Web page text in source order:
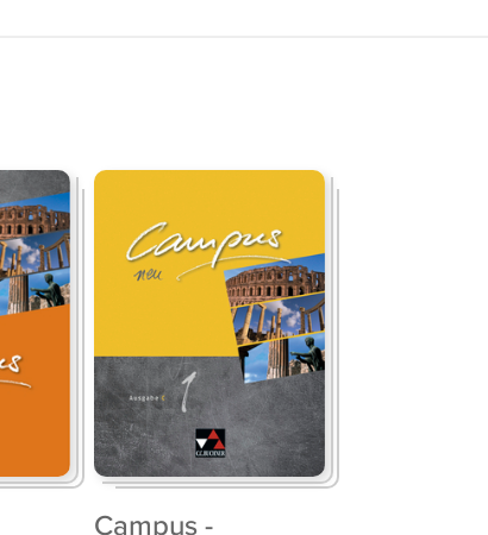
Campus -